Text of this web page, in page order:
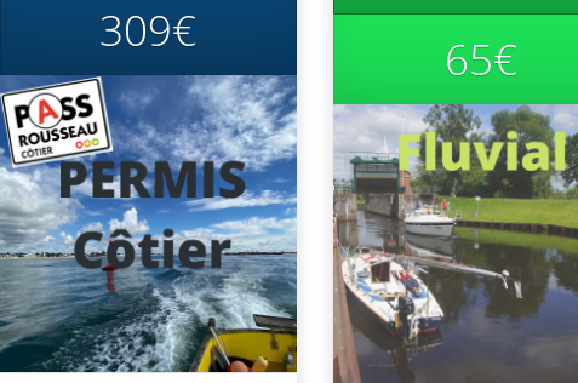
309€
65€